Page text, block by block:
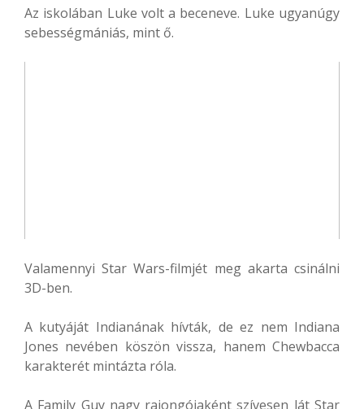
Az iskolában Luke volt a beceneve. Luke ugyanúgy
sebességmániás, mint ő.
Valamennyi Star Wars-filmjét meg akarta csinálni
3D-ben.
A kutyáját Indianának hívták, de ez nem Indiana
Jones nevében köszön vissza, hanem Chewbacca
karakterét mintázta róla.
A Family Guy nagy rajongójaként szívesen lát Star